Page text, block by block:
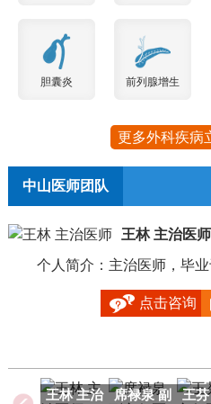
胆囊炎 前列腺增生
更多外科疾病
中山医师团队
王林 主治医师
个人简介：主治医师，毕业
点击咨询
王林 主治
席禄泉 副
王